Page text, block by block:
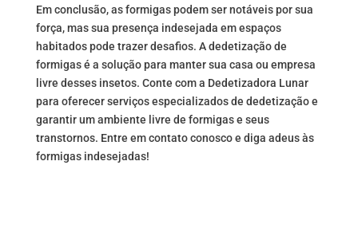
Em conclusão, as formigas podem ser notáveis por sua
força, mas sua presença indesejada em espaços
habitados pode trazer desafios. A dedetização de
formigas é a solução para manter sua casa ou empresa
livre desses insetos. Conte com a Dedetizadora Lunar
para oferecer serviços especializados de dedetização e
garantir um ambiente livre de formigas e seus
transtornos. Entre em contato conosco e diga adeus às
formigas indesejadas!